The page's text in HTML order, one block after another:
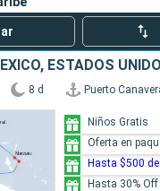
ESTADOS
8 d Puerto
Niños Gratis
Oferta en
Hasta $500
Hasta 30% Off